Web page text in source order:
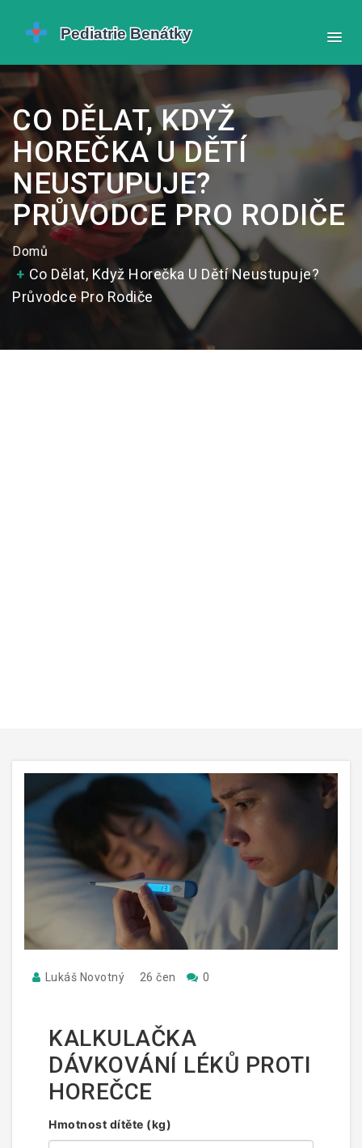
CO DĚLAT, KDYŽ
HOREČKA U DĚTÍ
NEUSTUPUJE?
PRŮVODCE PRO RODIČE
Domů
Co Dělat, Když Horečka U Dětí Neustupuje?
Průvodce Pro Rodiče
Lukáš Novotný 26 čen 0
KALKULAČKA
DÁVKOVÁNÍ LÉKŮ PROTI
HOREČCE
Hmotnost dítěte (kg)